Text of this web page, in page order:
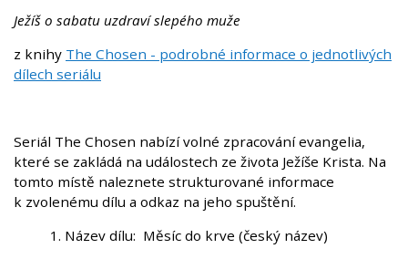
Ježíš o sabatu uzdraví slepého muže
z knihy The Chosen - podrobné informace o jednotlivých
dílech seriálu
Seriál The Chosen nabízí volné zpracování evangelia,
které se zakládá na událostech ze života Ježíše Krista. Na
tomto místě naleznete strukturované informace
k zvolenému dílu a odkaz na jeho spuštění.
1. Název dílu: Měsíc do krve (český název)